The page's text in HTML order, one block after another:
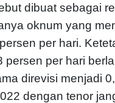
dibuat sebagai
oknum yang
per hari.
persen per hari
direvisi menjadi
dengan tenor